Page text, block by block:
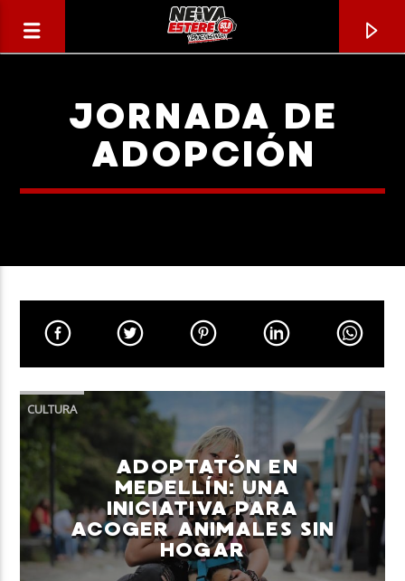
CANCIÓN ACTUAL
TÍTULO
ARTISTA
Neiva Estereo
JORNADA DE
ADOPCIÓN
CULTURA
ADOPTATÓN EN
MEDELLÍN: UNA
INICIATIVA PARA
ACOGER ANIMALES SIN
HOGAR